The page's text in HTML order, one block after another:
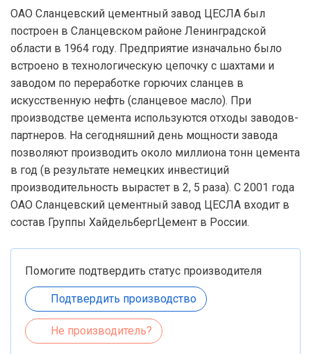
ОАО Сланцевский цементный завод ЦЕСЛА был
построен в Сланцевском районе Ленинградской
области в 1964 году. Предприятие изначально было
встроено в технологическую цепочку с шахтами и
заводом по переработке горючих сланцев в
искусственную нефть (сланцевое масло). При
производстве цемента используются отходы заводов-
партнеров. На сегодняшний день мощности завода
позволяют производить около миллиона тонн цемента
в год (в результате немецких инвестиций
производительность вырастет в 2, 5 раза). С 2001 года
ОАО Сланцевский цементный завод ЦЕСЛА входит в
состав Группы ХайдельбергЦемент в России.
Помогите подтвердить статус производителя
Подтвердить производство
Не производитель?